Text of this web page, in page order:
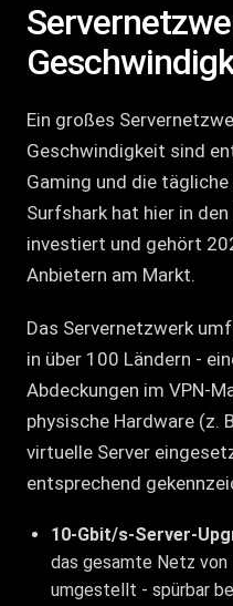
Ein großes
Geschwindigkeit sind
Gaming und die
Surfshark hat hier in
investiert und gehört
Anbietern am Markt.
Das Servernetzwerk
in über 100 Ländern -
Abdeckungen im VPN-
physische Hardware (z.
virtuelle Server
entsprechend
10-Gbit/s-Server-
das gesamte Netz
umgestellt - spürbar